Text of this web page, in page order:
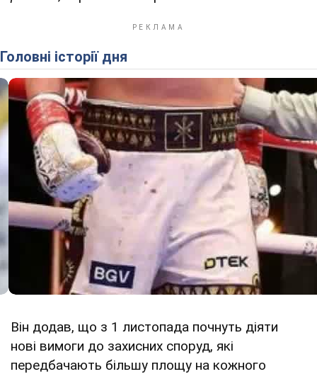
Головні історії дня
Він додав, що з 1 листопада почнуть діяти
нові вимоги до захисних споруд, які
передбачають більшу площу на кожного